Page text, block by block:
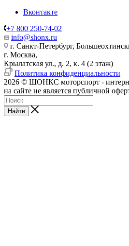
Вконтакте
+7 800 250-74-02
info@shonx.ru
г. Санкт-Петербург,
г. Москва,
Крылатская ул., д. 2, к. 4 (2 этаж)
Политика конфиденциальности
2026 © ШОНКС моторспорт -
на сайте не является публичной
Найти